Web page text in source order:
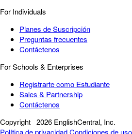
For Individuals
Planes de Suscripción
Preguntas frecuentes
Contáctenos
For Schools & Enterprises
Registrarte como Estudiante
Sales & Partnership
Contáctenos
Copyright 2026 EnglishCentral, Inc.